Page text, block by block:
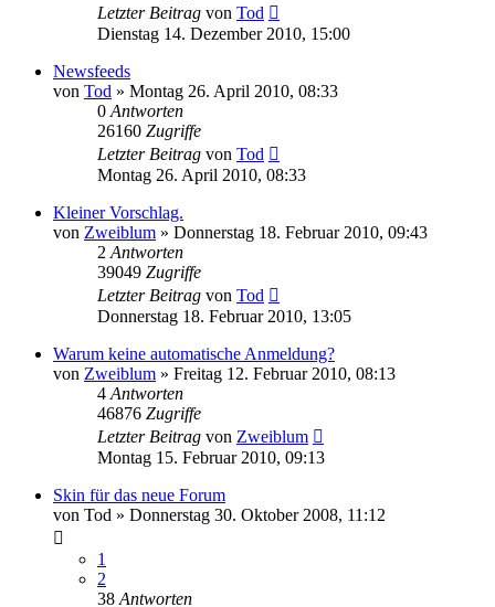
Letzter Beitrag von Tod
Dienstag 14. Dezember 2010, 15:00
Newsfeeds
von Tod » Montag 26. April 2010, 08:33
0 Antworten
26160 Zugriffe
Letzter Beitrag von Tod
Montag 26. April 2010, 08:33
Kleiner Vorschlag.
von Zweiblum » Donnerstag 18. Februar 2010, 09:43
2 Antworten
39049 Zugriffe
Letzter Beitrag von Tod
Donnerstag 18. Februar 2010, 13:05
Warum keine automatische Anmeldung?
von Zweiblum » Freitag 12. Februar 2010, 08:13
4 Antworten
46876 Zugriffe
Letzter Beitrag von Zweiblum
Montag 15. Februar 2010, 09:13
Skin für das neue Forum
von Tod » Donnerstag 30. Oktober 2008, 11:12
1
2
38 Antworten